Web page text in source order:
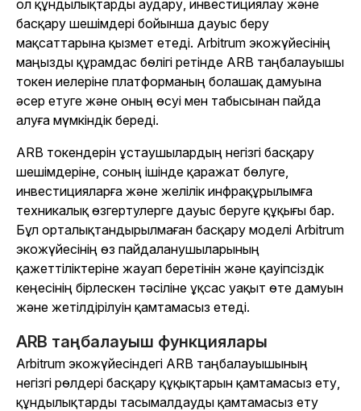
ол құндылықтарды аудару, инвестициялау және
басқару шешімдері бойынша дауыс беру
мақсаттарына қызмет етеді. Arbitrum экожүйесінің
маңызды құрамдас бөлігі ретінде ARB таңбалауышы
токен иелеріне платформаның болашақ дамуына
әсер етуге және оның өсуі мен табысынан пайда
алуға мүмкіндік береді.
ARB токендерін ұстаушылардың негізгі басқару
шешімдеріне, соның ішінде қаражат бөлуге,
инвестицияларға және желілік инфрақұрылымға
техникалық өзгертулерге дауыс беруге құқығы бар.
Бұл орталықтандырылмаған басқару моделі Arbitrum
экожүйесінің өз пайдаланушыларының
қажеттіліктеріне жауап беретінін және қауіпсіздік
кеңесінің бірлескен тәсіліне ұқсас уақыт өте дамуын
және жетілдірілуін қамтамасыз етеді.
ARB таңбалауыш функциялары
Arbitrum экожүйесіндегі ARB таңбалауышының
негізгі рөлдері басқару құқықтарын қамтамасыз ету,
құндылықтарды тасымалдауды қамтамасыз ету